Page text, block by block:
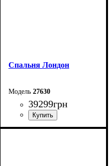
Спальня Лондон
27630
39299грн